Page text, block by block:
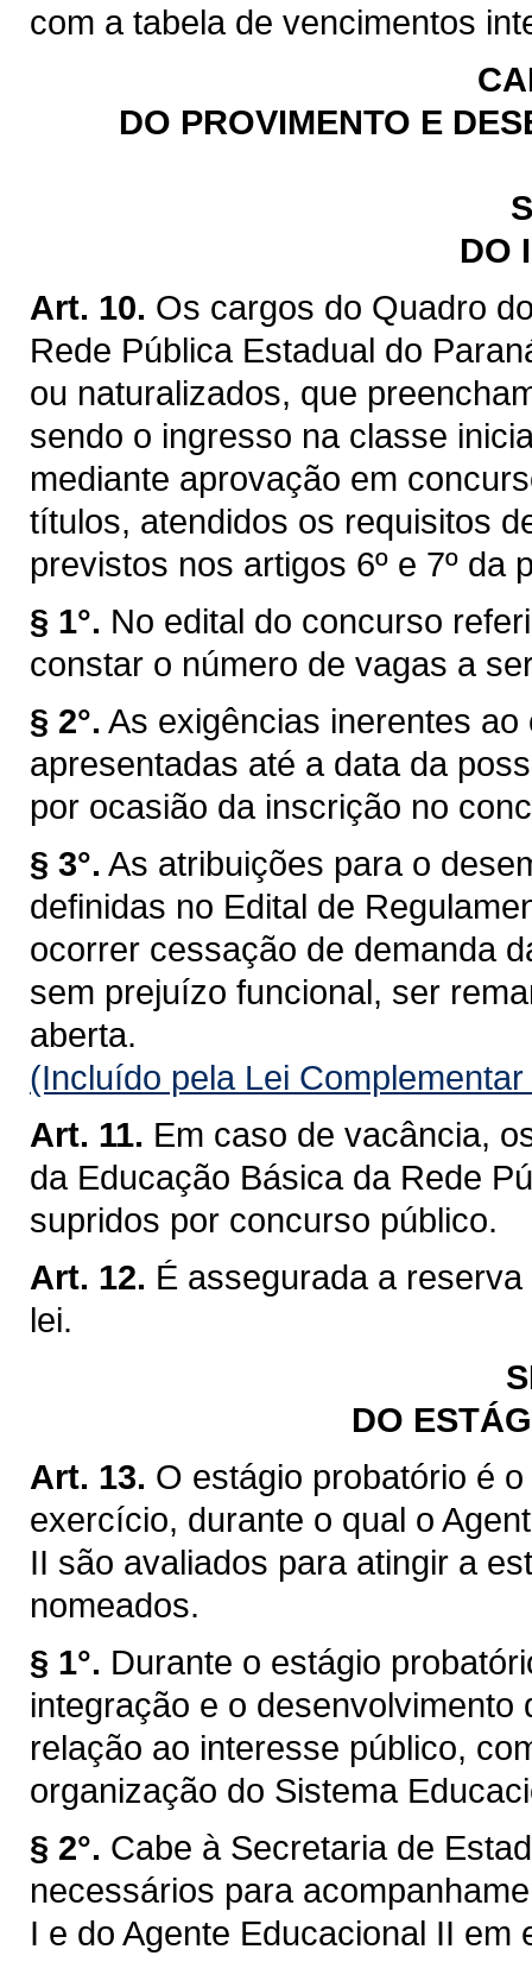
com a tabela de vencimentos
DO PROVIMENTO E
DO
Art. 10. Os cargos do Quadro
Rede Pública Estadual do
ou naturalizados, que
sendo o ingresso na classe
mediante aprovação em
títulos, atendidos os requisitos
previstos nos artigos 6º e 7º da
§ 1°. No edital do concurso
constar o número de vagas a
§ 2°. As exigências inerentes
apresentadas até a data da
por ocasião da inscrição no
§ 3°. As atribuições para o
definidas no Edital de
ocorrer cessação de demanda
sem prejuízo funcional, ser
aberta.
(Incluído pela Lei
Art. 11. Em caso de vacância,
da Educação Básica da Rede
supridos por concurso público.
Art. 12. É assegurada a
lei.
DO
Art. 13. O estágio probatório é
exercício, durante o qual o
II são avaliados para atingir a
nomeados.
§ 1°. Durante o estágio
integração e o
relação ao interesse público,
organização do Sistema
§ 2°. Cabe à Secretaria de
necessários para
I e do Agente Educacional II em